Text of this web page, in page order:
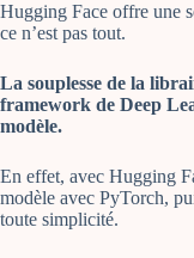
Hugging Face offre une
ce n’est pas tout.
La souplesse de la
framework de Deep
modèle.
En effet, avec Hugging
modèle avec PyTorch,
toute simplicité.